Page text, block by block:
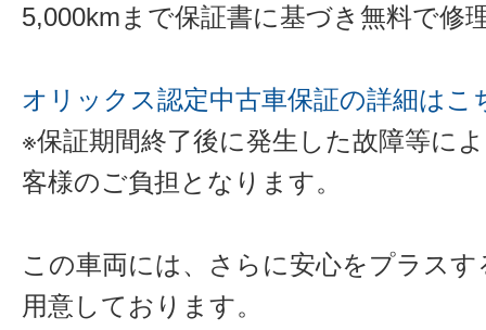
5,000kmまで保証書に基づき無料で修
オリックス認定中古車保証の詳細はこ
※保証期間終了後に発生した故障等に
客様のご負担となります。
この車両には、さらに安心をプラス
用意しております。